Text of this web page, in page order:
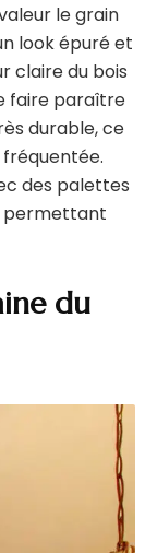
le grain
look épuré et
claire du bois
faire paraître
durable, ce
des palettes
permettant
du